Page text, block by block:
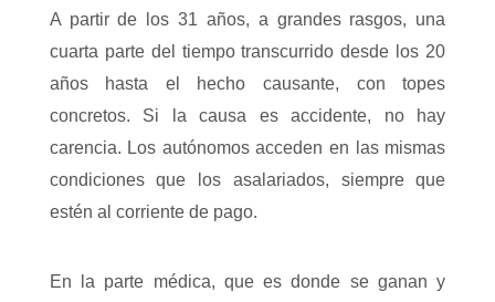
A partir de los 31 años, a grandes rasgos, una
cuarta parte del tiempo transcurrido desde los 20
años hasta el hecho causante, con topes
concretos. Si la causa es accidente, no hay
carencia. Los autónomos acceden en las mismas
condiciones que los asalariados, siempre que
estén al corriente de pago.
En la parte médica, que es donde se ganan y